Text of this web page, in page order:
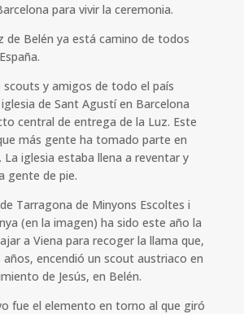
para vivir la ceremonia.
de Belén ya está camino de todos
y amigos de todo el país
de Sant Agustí en Barcelona
central de entrega de la Luz. Este
más gente ha tomado parte en
iglesia estaba llena a reventar y
gente de pie.
Tarragona de Minyons Escoltes i
(en la imagen) ha sido este año la
a Viena para recoger la llama que,
encendió un scout austriaco en
de Jesús, en Belén.
fue el elemento en torno al que giró